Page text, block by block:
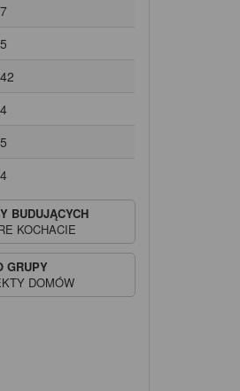
BUDUJĄCYCH
KOCHACIE
GRUPY
DOMÓW